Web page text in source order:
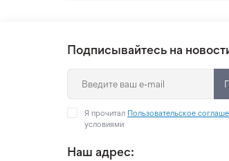
Подписывайтесь на
Я прочитал Пользовательское
условиями
Наш адрес: